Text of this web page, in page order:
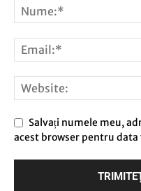
Salvați numele meu,
acest browser pentru